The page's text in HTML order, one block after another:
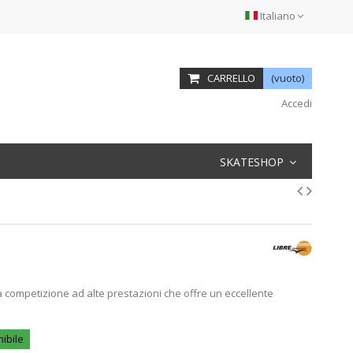
Italiano
CARRELLO
(vuoto)
Accedi
SKATESHOP
competizione ad alte prestazioni che offre un eccellente